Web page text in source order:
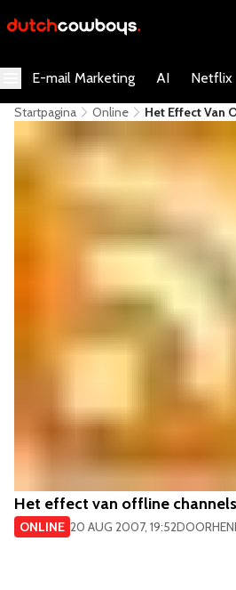
E-mail Marketing AI Netflix
Startpagina Online
Het Effect Van
Het effect van offline
ONLINE 20 AUG 2007, 19:52DOOR